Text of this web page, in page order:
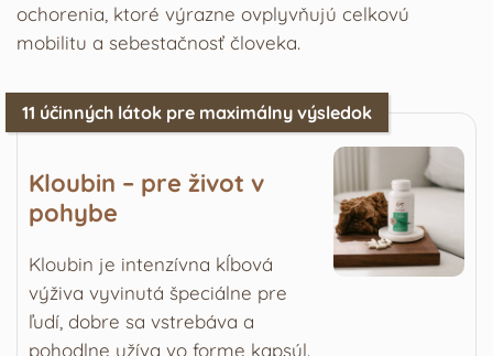
ochorenia, ktoré výrazne ovplyvňujú celkovú
mobilitu a sebestačnosť človeka.
11 účinných látok pre maximálny výsledok
Kloubin – pre život v
pohybe
Kloubin je intenzívna kĺbová
výživa vyvinutá špeciálne pre
ľudí, dobre sa vstrebáva a
pohodlne užíva vo forme kapsúl.